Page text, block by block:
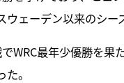
ウェーデン以来のシー
WRC最年少優勝を果
。